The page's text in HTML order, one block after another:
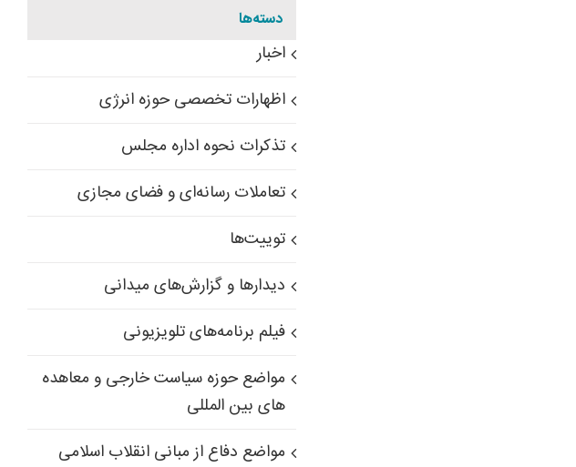
دسته‌ها
اخبار
اظهارات تخصصی حوزه انرژی
تذکرات نحوه اداره مجلس
تعاملات رسانه‌ای و فضای مجازی
توییت‌ها
دیدارها و گزارش‌های میدانی
فیلم برنامه‌های تلویزیونی
مواضع حوزه سیاست خارجی و معاهده
های بین المللی
مواضع دفاع از مبانی انقلاب اسلامی